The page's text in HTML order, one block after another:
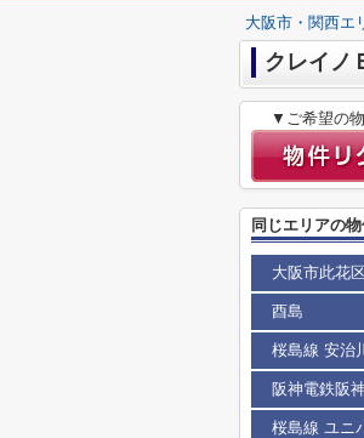
大阪市・関西エ
クレイノ
▼ご希望の
同じエリアの
大阪市此花区
酉島
桜島線 安治
阪神電鉄阪
桜島線 ユニ